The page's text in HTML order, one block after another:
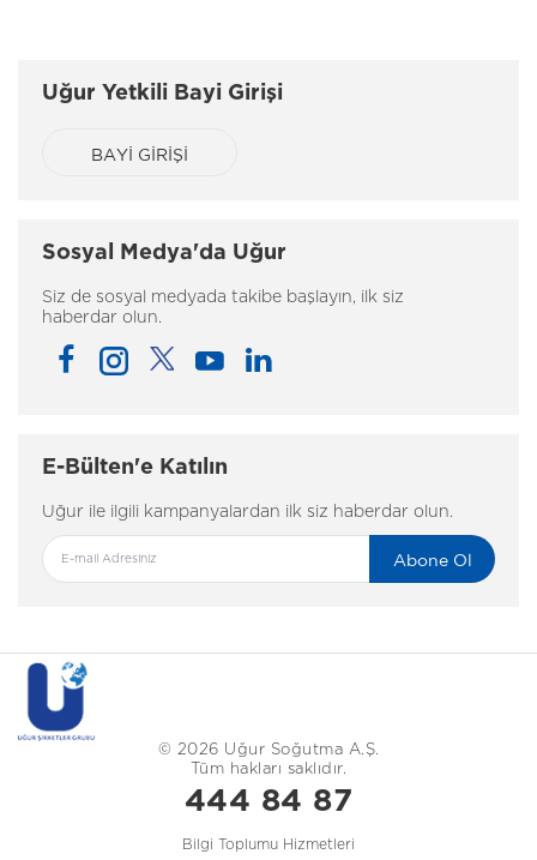
Uğur Yetkili Bayi Girişi
BAYİ GİRİŞİ
Sosyal Medya'da Uğur
Siz de sosyal medyada takibe başlayın, ilk siz
haberdar olun.
E-Bülten'e Katılın
Uğur ile ilgili kampanyalardan ilk siz haberdar olun.
Abone Ol
© 2026 Uğur Soğutma A.Ş.
Tüm hakları saklıdır.
444 84 87
Bilgi Toplumu Hizmetleri